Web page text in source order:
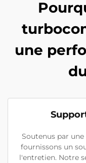
une
Soutenus par
fournissons un
l'entretien. Notre